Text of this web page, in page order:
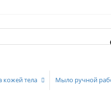
кожей тела Мыло ручной